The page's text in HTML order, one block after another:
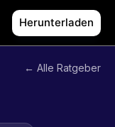
Herunterladen
← Alle Ratgeber